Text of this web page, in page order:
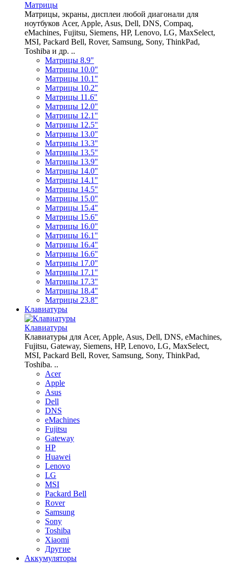
Матрицы
Матрицы, экраны, дисплеи любой диагонали для
ноутбуков Acer, Apple, Asus, Dell, DNS, Compaq,
eMachines, Fujitsu, Siemens, HP, Lenovo, LG, MaxSelect,
MSI, Packard Bell, Rover, Samsung, Sony, ThinkPad,
Toshiba и др. ..
Матрицы 8.9"
Матрицы 10.0"
Матрицы 10.1"
Матрицы 10.2"
Матрицы 11.6"
Матрицы 12.0"
Матрицы 12.1"
Матрицы 12.5"
Матрицы 13.0"
Матрицы 13.3"
Матрицы 13.5"
Матрицы 13.9"
Матрицы 14.0"
Матрицы 14.1"
Матрицы 14.5"
Матрицы 15.0"
Матрицы 15.4"
Матрицы 15.6"
Матрицы 16.0"
Матрицы 16.1"
Матрицы 16.4"
Матрицы 16.6"
Матрицы 17.0"
Матрицы 17.1"
Матрицы 17.3"
Матрицы 18.4"
Матрицы 23.8"
Клавиатуры
Клавиатуры
Клавиатуры для Acer, Apple, Asus, Dell, DNS, eMachines,
Fujitsu, Gateway, Siemens, HP, Lenovo, LG, MaxSelect,
MSI, Packard Bell, Rover, Samsung, Sony, ThinkPad,
Toshiba. ..
Acer
Apple
Asus
Dell
DNS
eMachines
Fujitsu
Gateway
HP
Huawei
Lenovo
LG
MSI
Packard Bell
Rover
Samsung
Sony
Toshiba
Xiaomi
Другие
Аккумуляторы